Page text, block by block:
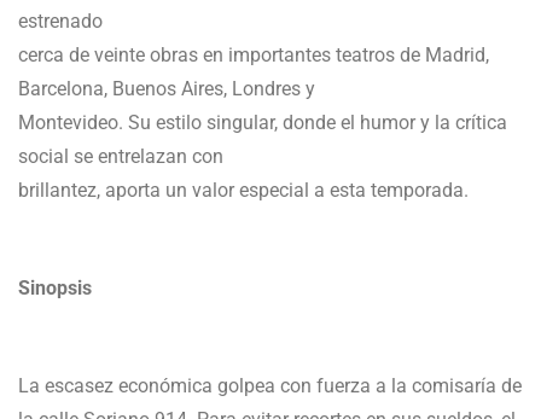
estrenado
cerca de veinte obras en importantes teatros de Madrid,
Barcelona, Buenos Aires, Londres y
Montevideo. Su estilo singular, donde el humor y la crítica
social se entrelazan con
brillantez, aporta un valor especial a esta temporada.
Sinopsis
La escasez económica golpea con fuerza a la comisaría de